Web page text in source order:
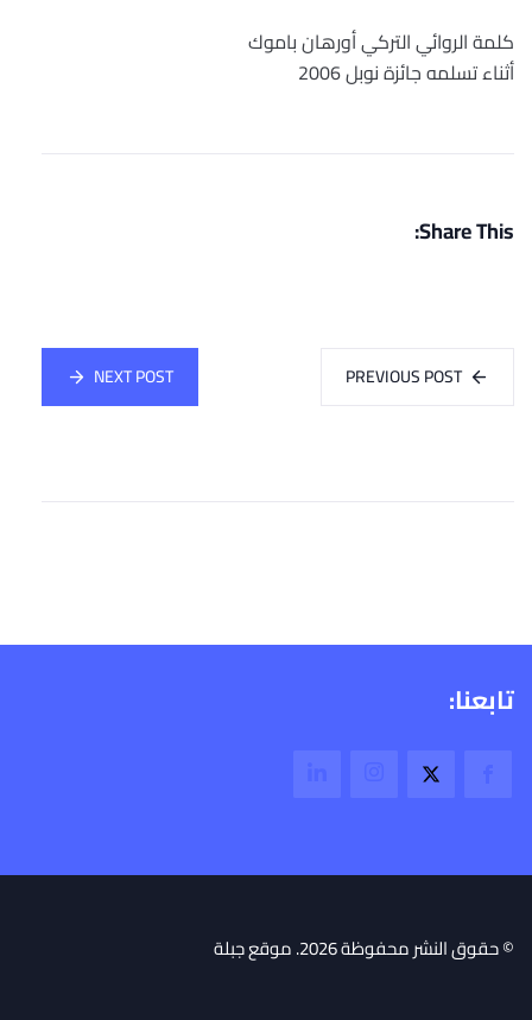
كلمة الروائي التركي أورهان باموك
أثناء تسلمه جائزة نوبل 2006
Share This:
PREVIOUS POST
NEXT POST
تابعنا:
© حقوق النشر محفوظة 2026. موقع جبلة